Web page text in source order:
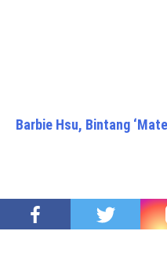
Barbie Hsu, Bintang